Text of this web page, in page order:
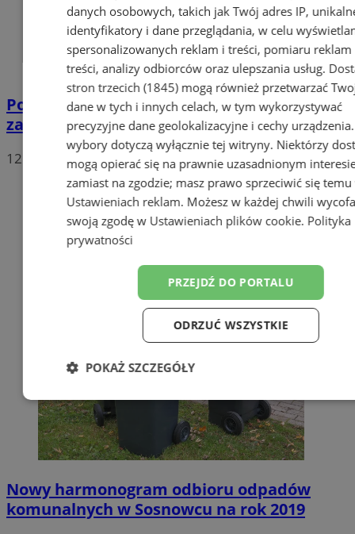
Potwierdzono pierwszy przypadek
zarażenia koronawirusem w Sosnowcu
12
Nowy harmonogram odbioru odpadów
komunalnych w Sosnowcu na rok 2019
danych osobowych, takich jak Twój adres IP,
identyfikatory i dane przeglądania, w celu
spersonalizowanych reklam i treści, pomiaru reklam
treści, analizy odbiorców oraz ulepszania usług.
stron trzecich (1845)mogą również przetwarzać
dane w tych i innych celach, w tym wykorzystywać
precyzyjne dane geolokalizacyjne i cechy
wybory dotyczą wyłącznie tej witryny. Niektórzy
mogą opierać się na prawnie uzasadnionym
zamiast na zgodzie; masz prawo sprzeciwić się temu
Ustawieniach reklam. Możesz w każdej chwili
swoją zgodę w Ustawieniach plików cookie. Polityka
prywatności
PRZEJDŹ DO PORTALU
ODRZUĆ WSZYSTKIE
POKAŻ SZCZEGÓŁY
Niezbędne Wydajność
Funkcjonalność